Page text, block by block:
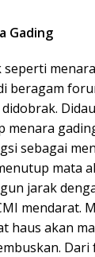
Gading
beragam
menara
sebagai
mata
jarak
mendarat.
haus akan
Dari